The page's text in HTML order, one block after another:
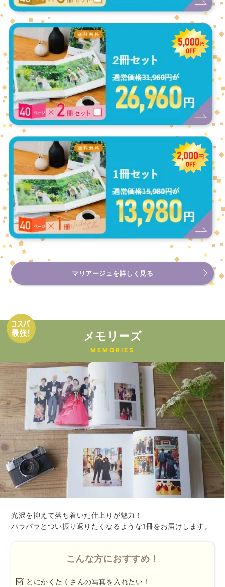
マリアージュを詳しく見る
メモリーズ
MEMORIES
光沢を抑えて落ち着いた仕上りが魅力！
パラパラとつい振り返りたくなるような1冊をお届けします。
こんな方におすすめ！
とにかくたくさんの写真を入れたい！